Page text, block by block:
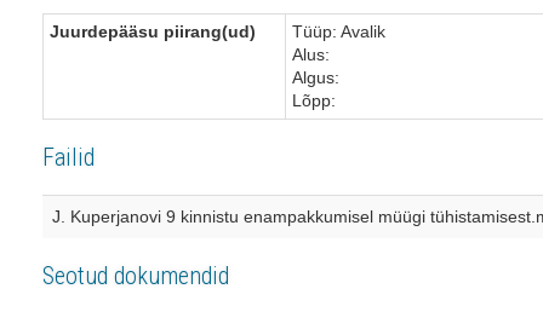
Juurdepääsu piirang(ud)
Tüüp: Avalik
Alus:
Algus:
Lõpp:
Failid
J. Kuperjanovi 9 kinnistu enampakkumisel müügi
Seotud dokumendid